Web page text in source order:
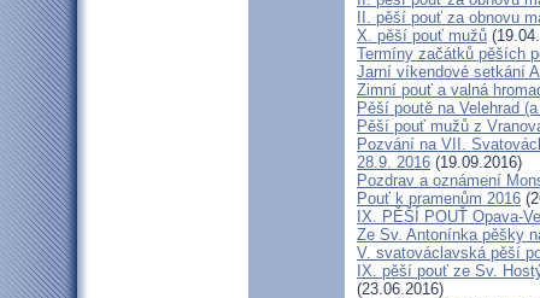
II. pěší pouť za obnovu
X. pěší pouť mužů
Termíny začátků pěších
Jarní víkendové setkání
Zimní pouť a valná
Pěší poutě na Velehrad
Pěší pouť mužů z
Pozvání na VII.
28.9. 2016 (19.09.2016)
Pozdrav a oznámení
Pouť k pramenům 2016
IX. PĚŠÍ POUŤ Opava-
Ze Sv. Antonínka pěšky
V. svatováclavská pěší
IX. pěší pouť ze Sv.
(23.06.2016)